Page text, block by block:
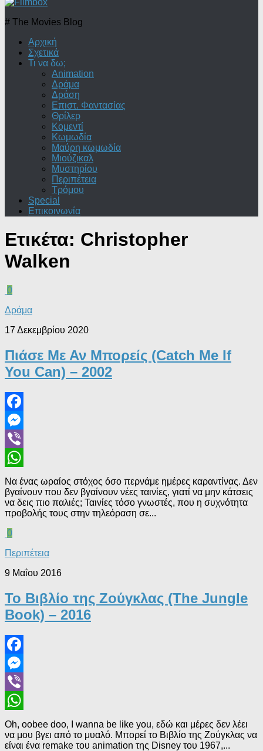
# The Movies Blog
Αρχική
Σχετικά
Τι να δω;
Animation
Δράμα
Δράση
Επιστ. Φαντασίας
Θρίλερ
Κομεντί
Κωμωδία
Μαύρη κωμωδία
Μιούζικαλ
Μυστηρίου
Περιπέτεια
Τρόμου
Special
Επικοινωνία
Ετικέτα: Christopher
Walken
0
Δράμα
17 Δεκεμβρίου 2020
Πιάσε Με Αν Μπορείς (Catch Me If
You Can) – 2002
Facebook
Messenger
Viber
WhatsApp
Να ένας ωραίος στόχος όσο περνάμε ημέρες καραντίνας. Δεν
βγαίνουν που δεν βγαίνουν νέες ταινίες, γιατί να μην κάτσεις
να δεις πιο παλιές; Ταινίες τόσο γνωστές, που η συχνότητα
προβολής τους στην τηλεόραση σε...
0
Περιπέτεια
9 Μαΐου 2016
Το Βιβλίο της Ζούγκλας (The Jungle
Book) – 2016
Facebook
Messenger
Viber
WhatsApp
Oh, oobee doo, I wanna be like you, εδώ και μέρες δεν λέει
να μου βγει από το μυαλό. Μπορεί το Βιβλίο της Ζούγκλας να
είναι ένα remake του animation της Disney του 1967,...